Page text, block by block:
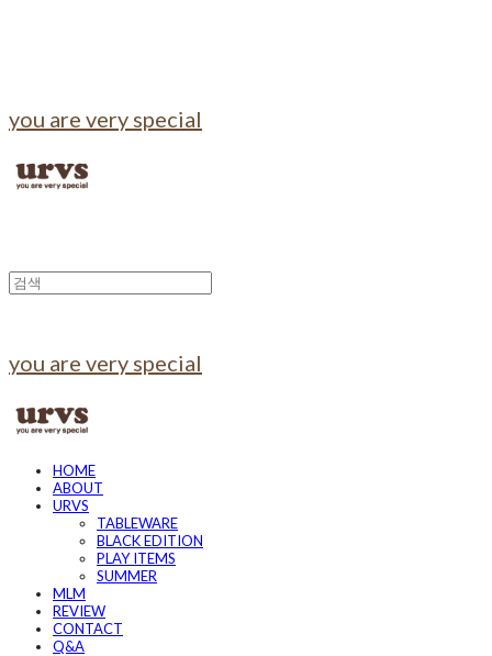
you are very special
you are very special
HOME
ABOUT
URVS
TABLEWARE
BLACK EDITION
PLAY ITEMS
SUMMER
MLM
REVIEW
CONTACT
Q&A